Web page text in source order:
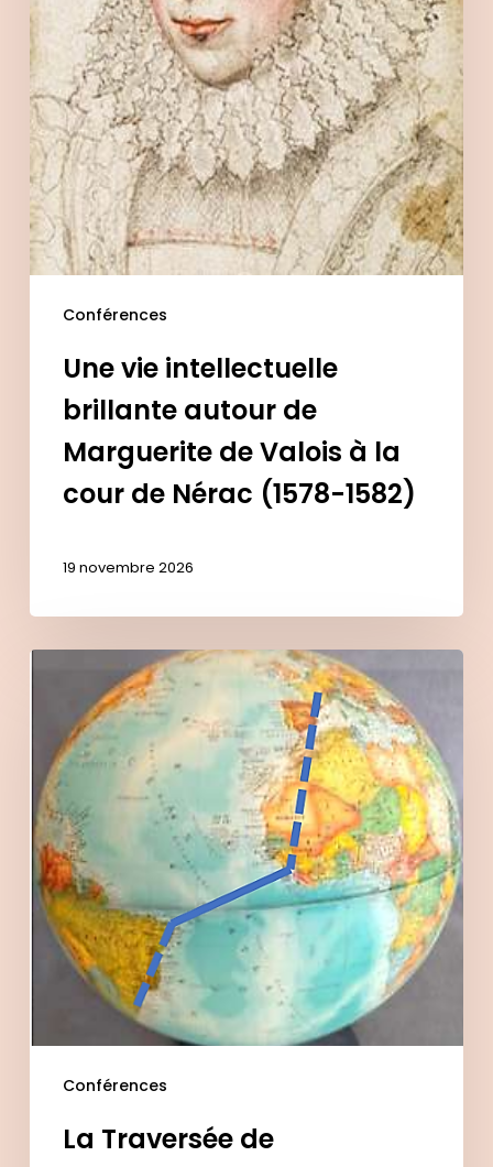
Conférences
de
Nérac
(1578-
1582)
Une vie intellectuelle
brillante autour de
Marguerite de Valois à la
cour de Nérac (1578-1582)
19 novembre 2026
Conférences
Traversée
l’Atlantique
Sud
1927-
1930
La Traversée de